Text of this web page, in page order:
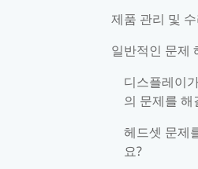
제품 관리 및
일반적인 문제
디스플레이
의 문제를 해
헤드셋 문제
요?